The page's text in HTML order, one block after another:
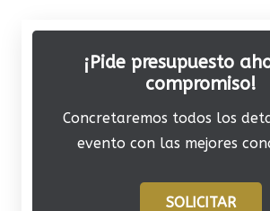
¡Pide presupuesto
compromiso!
Concretaremos todos los
evento con las mejores
SOLICITAR